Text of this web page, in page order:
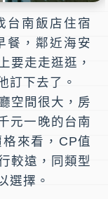
台南飯店住宿
餐，鄰近海安
要走走逛逛，
訂下去了。
空間很大，房
元一晚的台南
來看，CP值
較遠，同類型
選擇。